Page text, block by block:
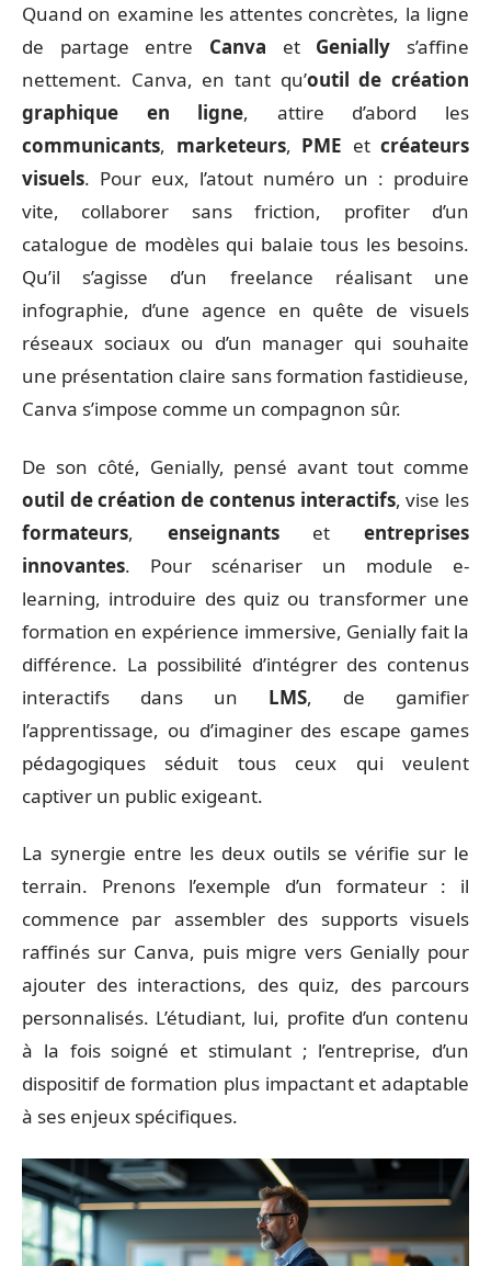
Quand on examine les attentes concrètes, la ligne
de partage entre Canva et Genially s’affine
nettement. Canva, en tant qu’outil de création
graphique en ligne, attire d’abord les
communicants, marketeurs, PME et créateurs
visuels. Pour eux, l’atout numéro un : produire
vite, collaborer sans friction, profiter d’un
catalogue de modèles qui balaie tous les besoins.
Qu’il s’agisse d’un freelance réalisant une
infographie, d’une agence en quête de visuels
réseaux sociaux ou d’un manager qui souhaite
une présentation claire sans formation fastidieuse,
Canva s’impose comme un compagnon sûr.
De son côté, Genially, pensé avant tout comme
outil de création de contenus interactifs, vise les
formateurs, enseignantsetentreprises
innovantes. Pour scénariser un module e-
learning, introduire des quiz ou transformer une
formation en expérience immersive, Genially fait la
différence. La possibilité d’intégrer des contenus
interactifs dans un LMS, de gamifier
l’apprentissage, ou d’imaginer des escape games
pédagogiques séduit tous ceux qui veulent
captiver un public exigeant.
La synergie entre les deux outils se vérifie sur le
terrain. Prenons l’exemple d’un formateur : il
commence par assembler des supports visuels
raffinés sur Canva, puis migre vers Genially pour
ajouter des interactions, des quiz, des parcours
personnalisés. L’étudiant, lui, profite d’un contenu
à la fois soigné et stimulant ; l’entreprise, d’un
dispositif de formation plus impactant et adaptable
à ses enjeux spécifiques.